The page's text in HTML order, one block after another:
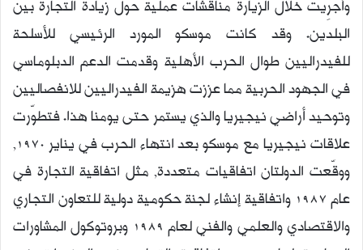
وأُجرِيت خلال الزيارة مناقشات عملية حول زيادة التجارة بين
البلدين. وقد كانت موسكو المورد الرئيسي للأسلحة
للفيدراليين طوال الحرب الأهلية وقدمت الدعم الدبلوماسي
في الجهود الحربية مما عززت هزيمة الفيدراليين للانفصاليين
وتوحيد أراضي نيجيريا والذي يستمر حتى يومنا هذا. فتطوّرت
علاقات نيجيريا مع موسكو بعد انتهاء الحرب في يناير 1970,
ووقّعت الدولتان اتفاقيات متعددة, مثل اتفاقية التجارة في
عام 1987 واتفاقية إنشاء لجنة حكومية دولية للتعاون التجاري
والاقتصادي والعلمي والفني لعام 1989 وبروتوكول المشاورات